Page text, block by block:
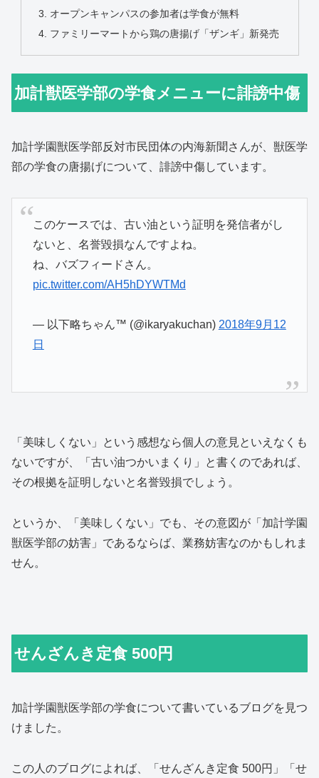
オープンキャンパスの参加者は学食が無料
ファミリーマートから鶏の唐揚げ「ザンギ」新発売
加計獣医学部の学食メニューに誹謗中傷
加計学園獣医学部反対市民団体の内海新聞さんが、獣医学
部の学食の唐揚げについて、誹謗中傷しています。
このケースでは、古い油という証明を発信者がし
ないと、名誉毀損なんですよね。
ね、バズフィードさん。
pic.twitter.com/AH5hDYWTMd
— 以下略ちゃん™ (@ikaryakuchan) 2018年9月12
日
「美味しくない」という感想なら個人の意見といえなくも
ないですが、「古い油つかいまくり」と書くのであれば、
その根拠を証明しないと名誉毀損でしょう。
というか、「美味しくない」でも、その意図が「加計学園
獣医学部の妨害」であるならば、業務妨害なのかもしれま
せん。
せんざんき定食 500円
加計学園獣医学部の学食について書いているブログを見つ
けました。
この人のブログによれば、「せんざんき定食 500円」「せ